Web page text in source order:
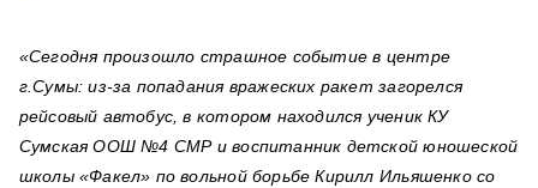
«Сегодня произошло страшное событие в центре
г.Сумы: из-за попадания вражеских ракет загорелся
рейсовый автобус, в котором находился ученик КУ
Сумская ООШ №4 СМР и воспитанник детской юношеской
школы «Факел» по вольной борьбе Кирилл Ильяшенко со